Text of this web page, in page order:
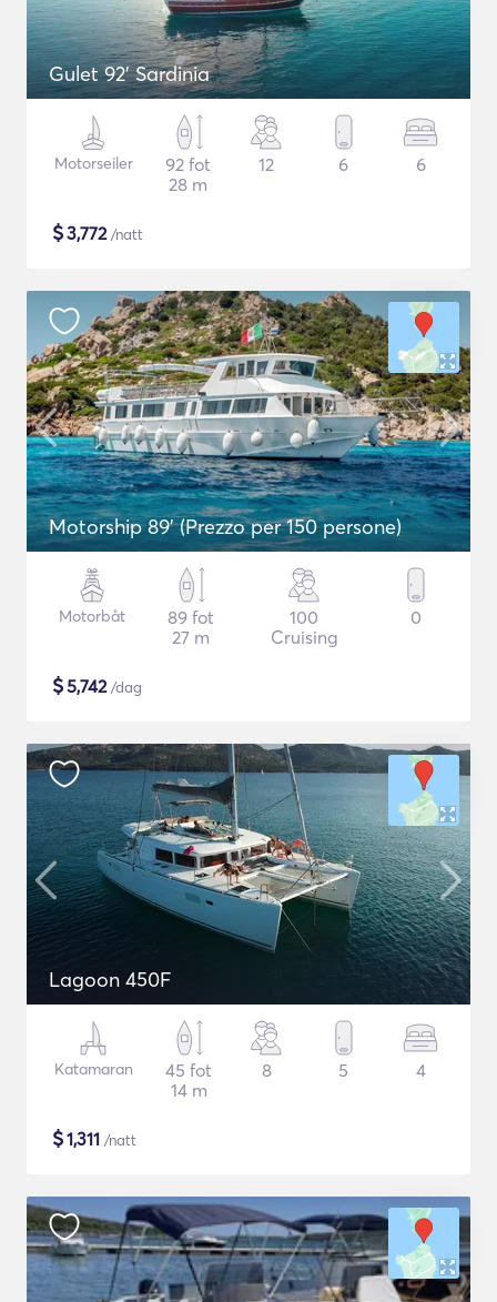
Gulet 92' Sardinia
Motorseiler
92 fot
28 m
12 6 6
$3,772/natt
Motorship 89' (Prezzo per 150 persone)
Motorbåt
89 fot
27 m
100
Cruising
0
$5,742/dag
Lagoon 450F
Katamaran
45 fot
14 m
8 5 4
$1,311 /natt